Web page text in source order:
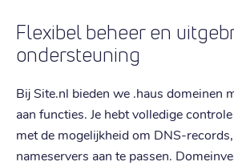
Flexibel beheer en
ondersteuning
Bij Site.nl bieden we .haus domeinen
aan functies. Je hebt volledige
met de mogelijkheid om DNS-
nameservers aan te passen.